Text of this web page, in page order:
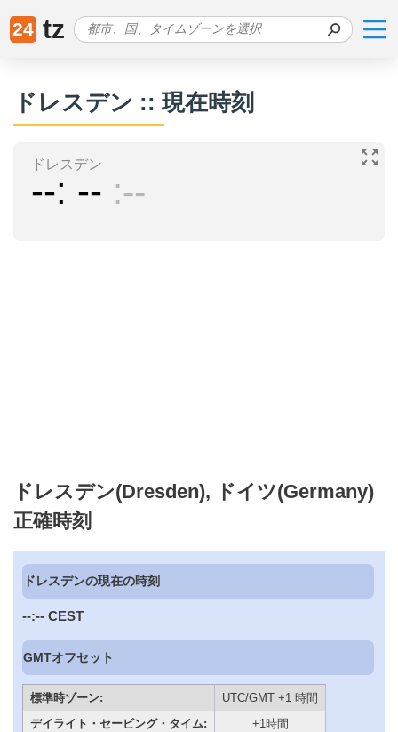
24 tz
ドレスデン :: 現在時刻
ドレスデン
-- -- --
ドレスデン(Dresden), ドイツ(Germany)
正確時刻
ドレスデンの現在の時刻
--:-- CEST
GMTオフセット
標準時ゾーン:
UTC/GMT +1 時間
デイライト・セービング・タイム:
+1時間